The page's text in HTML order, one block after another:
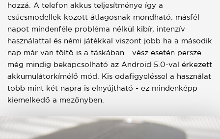
hozzá. A telefon akkus teljesítménye így a
csúcsmodellek között átlagosnak mondható: másfél
napot mindenféle probléma nélkül kibír, intenzív
használattal és némi játékkal viszont jobb ha a második
nap már van töltő is a táskában - vész esetén persze
még mindig bekapcsolható az Android 5.0-val érkezett
akkumulátorkímélő mód. Kis odafigyeléssel a használat
több mint két napra is elnyújtható - ez mindenképp
kiemelkedő a mezőnyben.